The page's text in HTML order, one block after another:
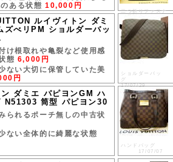
のある状態10,000円
二つ折りファスナ
17/08/10
ルイヴィトン ダミ
ズべリPM ショルダーバッ
け根取れや亀裂など使用感
態 6,000円
ない大切に保管していた美
円
ショルダーバッ
グ
17/07/29
ダミエ パピヨンGM ハ
N51303 筒型 パピヨン30
られるポーチ無しの中古状
ない全体的に綺麗な状態
ハンドバッグ
17/07/07